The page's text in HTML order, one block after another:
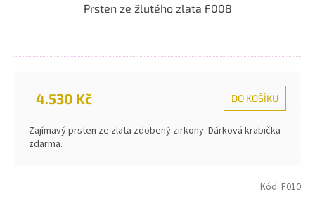
Prsten ze žlutého zlata F008
4.530 Kč DO KOŠÍKU
Zajímavý prsten ze zlata zdobený zirkony. Dárková krabička
zdarma.
Kód: F010